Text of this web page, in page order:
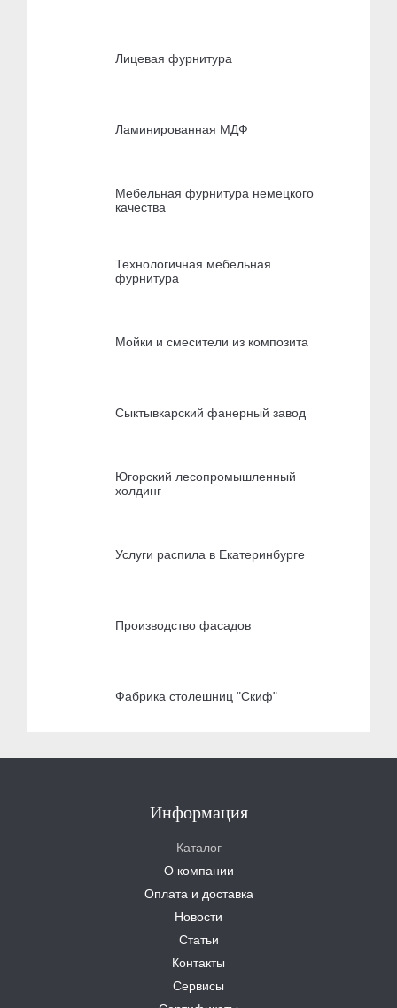
Лицевая фурнитура
Ламинированная МДФ
Мебельная фурнитура немецкого
качества
Технологичная мебельная
фурнитура
Мойки и смесители из композита
Сыктывкарский фанерный завод
Югорский лесопромышленный
холдинг
Услуги распила в Екатеринбурге
Производство фасадов
Фабрика столешниц "Скиф"
Информация
Каталог
О компании
Оплата и доставка
Новости
Статьи
Контакты
Сервисы